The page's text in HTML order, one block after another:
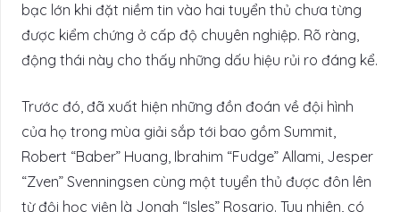
bạc lớn khi đặt niềm tin vào hai tuyển thủ chưa từng
được kiểm chứng ở cấp độ chuyên nghiệp. Rõ ràng,
động thái này cho thấy những dấu hiệu rủi ro đáng kể.
Trước đó, đã xuất hiện những đồn đoán về đội hình
của họ trong mùa giải sắp tới bao gồm Summit,
Robert “Baber” Huang, Ibrahim “Fudge” Allami, Jesper
“Zven” Svenningsen cùng một tuyển thủ được đôn lên
từ đội học viện là Jonah “Isles” Rosario. Tuy nhiên, có